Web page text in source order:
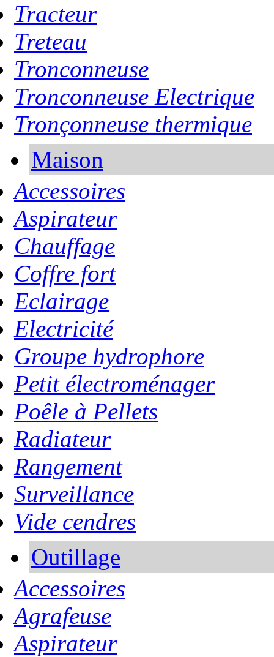
Tracteur
Treteau
Tronconneuse
Tronconneuse Electrique
Tronçonneuse thermique
Maison
Accessoires
Aspirateur
Chauffage
Coffre fort
Eclairage
Electricité
Groupe hydrophore
Petit électroménager
Poêle à Pellets
Radiateur
Rangement
Surveillance
Vide cendres
Outillage
Accessoires
Agrafeuse
Aspirateur